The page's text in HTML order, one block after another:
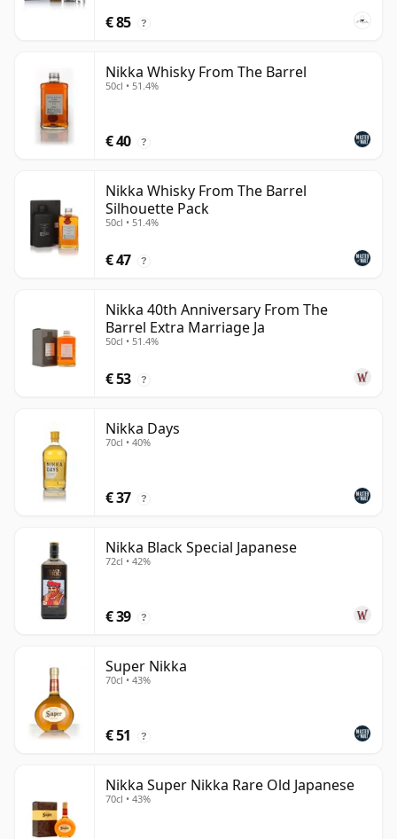
€ 85 ?
Nikka Whisky From The Barrel
50cl • 51.4%
€ 40 ?
Nikka Whisky From The Barrel
Silhouette Pack
50cl • 51.4%
€ 47 ?
Nikka 40th Anniversary From The
Barrel Extra Marriage Ja
50cl • 51.4%
€ 53 ?
Nikka Days
70cl • 40%
€ 37 ?
Nikka Black Special Japanese
72cl • 42%
€ 39 ?
Super Nikka
70cl • 43%
€ 51 ?
Nikka Super Nikka Rare Old Japanese
70cl • 43%